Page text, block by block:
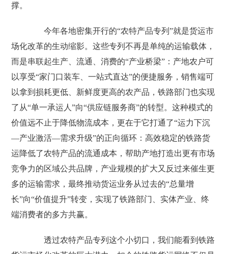
撑。
今年各地密集开行的“农特产品专列”就是货运市
场化改革的生动缩影。这些专列不再是单纯的运输载体，
而是串联起生产、流通、消费的“产业桥梁”：产地农户可
以享受“家门口装车、一站式直达”的便捷服务，销售端可
以拿到损耗更低、新鲜度更高的农产品，铁路部门也实现
了从“单一承运人”向“供应链服务商”的转型。这种模式的
价值远不止于降低物流成本，更在于它打通了“运力下沉
—产业激活—需求升级”的正向循环：高效稳定的铁路货
运降低了农特产品的流通成本，帮助产地打造出更有市场
竞争力的区域公共品牌，产业规模的扩大又反过来催生更
多的运输需求，最终推动货运业务从过去的“总量增
长”向“价值提升”转变，实现了铁路部门、实体产业、终
端消费者的多方共赢。
透过农特产品专列这个小切口，我们能看到铁路